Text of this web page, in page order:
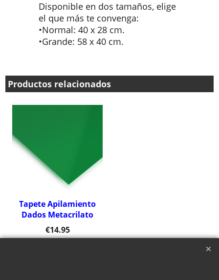
Disponible en dos tamaños, elige
el que más te convenga:
•Normal: 40 x 28 cm.
•Grande: 58 x 40 cm.
Productos relacionados
Tapete Apilamiento
Dados Metacrilato
€14.95